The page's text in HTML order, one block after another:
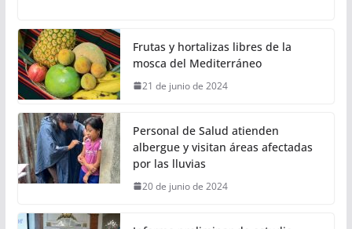
Frutas y hortalizas libres de la
mosca del Mediterráneo
21 de junio de 2024
Personal de Salud atienden
albergue y visitan áreas afectadas
por las lluvias
20 de junio de 2024